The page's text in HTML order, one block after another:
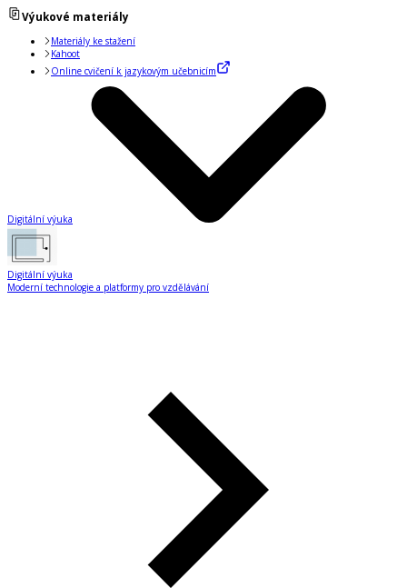
Výukové materiály
Materiály ke stažení
Kahoot
Online cvičení k jazykovým učebnicím
Digitální výuka
Digitální výuka
Moderní technologie a platformy pro vzdělávání